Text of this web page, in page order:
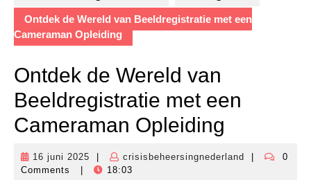
Ontdek de Wereld van Beeldregistratie met een
Cameraman Opleiding
Ontdek de Wereld van
Beeldregistratie met een
Cameraman Opleiding
16 juni 2025
16
juni
crisisbeheersingnederland
0
Comments
18:03